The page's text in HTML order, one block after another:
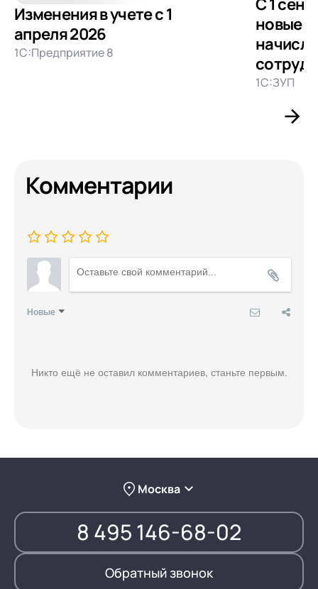
Изменения в учете с 1
апреля 2026
1С:Предприятие 8
новые
1С:ЗУП
Комментарии
Новые
Никто ещё не оставил комментариев, станьте первым.
Москва
8 495 146-68-02
Обратный звонок